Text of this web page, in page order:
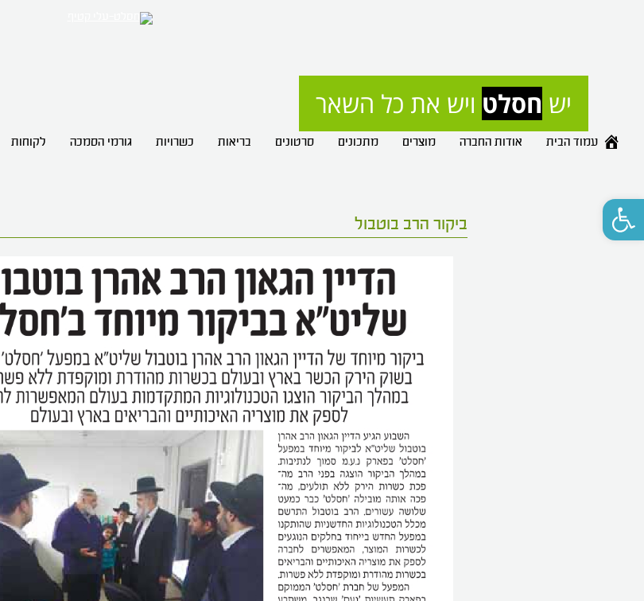
פתח סרגל נגישות
רק
עמוד הבית אודות החברה מוצרים מתכונים סרטונים בריאות כשרויות גורמי הסמכה לקוחות
ביקור הרב בוטבול